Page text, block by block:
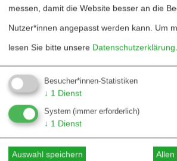
überzeugender, wenn man
allererst an Geist und
Völkerrechts halten würde.
die sich ohne Wenn und Aber
des Sicherheitsrats
Erweiterung und Reform
also hält sich die EU das
messen, damit die Website besser an die
Nutzer*innen angepasst werden kann. Um
lesen Sie bitte unsere Datenschutzerklärung.
Besucher*innen-Statistiken
↓ 1 Dienst
System (immer erforderlich)
↓ 1 Dienst
Auswahl speichern Allen